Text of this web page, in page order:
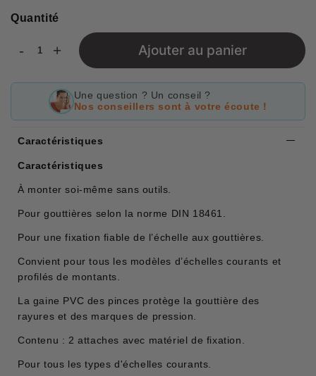
price
Quantité
- + Ajouter au panier
Une question ? Un conseil ?
Nos conseillers sont à votre écoute !
Caractéristiques
Caractéristiques
À monter soi-même sans outils.
Pour gouttières selon la norme DIN 18461.
Pour une fixation fiable de l’échelle aux gouttières.
Convient pour tous les modèles d’échelles courants et
profilés de montants.
La gaine PVC des pinces protège la gouttière des
rayures et des marques de pression.
Contenu : 2 attaches avec matériel de fixation.
Pour tous les types d'échelles courants.